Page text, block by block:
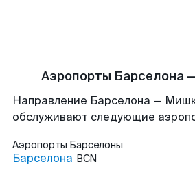
Аэропорты Барселона
Направление Барселона —
обслуживают следующие
Аэропорты Барселоны
Барселона BCN